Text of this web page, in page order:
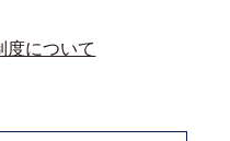
度について